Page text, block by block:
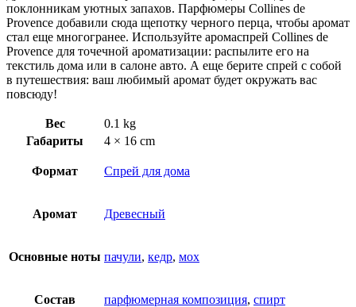
поклонникам уютных запахов. Парфюмеры Collines de
Provence добавили сюда щепотку черного перца, чтобы аромат
стал еще многогранее. Используйте аромаспрей Collines de
Provence для точечной ароматизации: распылите его на
текстиль дома или в салоне авто. А еще берите спрей с собой
в путешествия: ваш любимый аромат будет окружать вас
повсюду!
Вес
0.1 kg
Габариты
4 × 16 cm
Формат Спрей для дома
Аромат Древесный
Основные ноты пачули, кедр, мох
Состав парфюмерная композиция, спирт